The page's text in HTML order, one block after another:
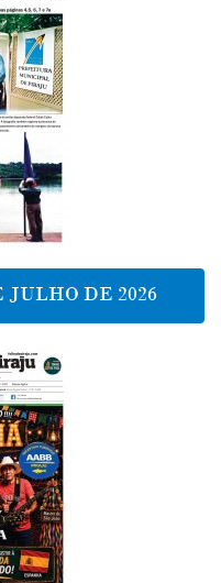
JULHO DE 2026